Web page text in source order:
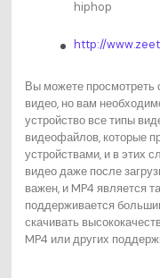
hiphop
http://
Вы можете просмотреть
видео, но вам
устройство все типы
видеофайлов, которые
устройствами, и в этих
видео даже после
важен, и MP4 является
поддерживается
скачивать
MP4 или других